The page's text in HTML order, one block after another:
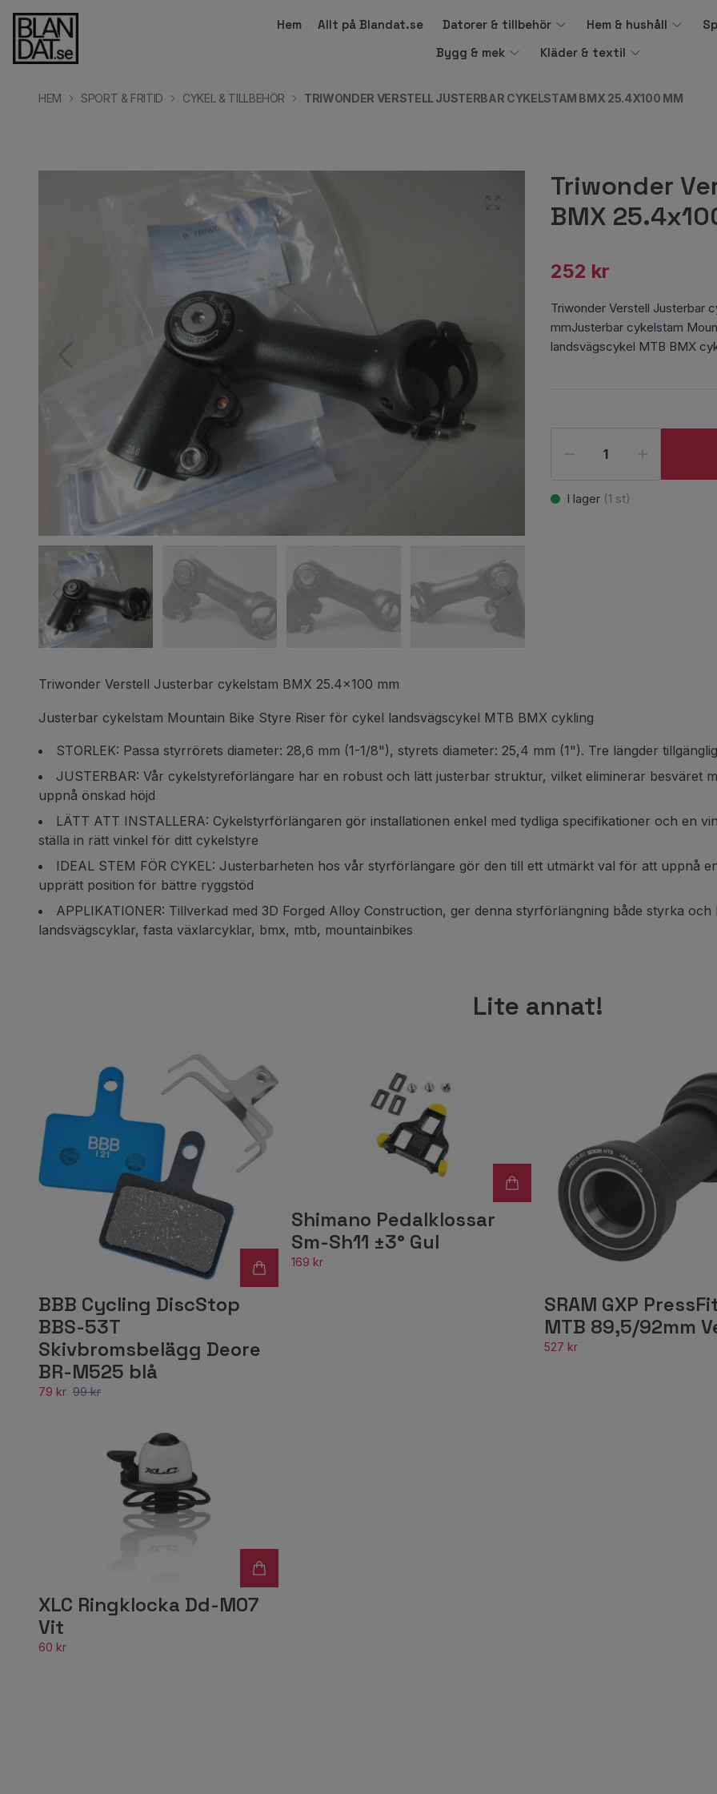
Hem Allt på Blandat.se Datorer & tillbehör Hem & hushåll
Bygg & mek
Kläder & textil
HEM SPORT & FRITID CYKEL & TILLBEHÖR TRIWONDER VERSTELL JUSTERBAR CYKELSTAM BMX 25.4X100 MM
Triwonder
BMX
252 kr
Triwonder Verstell Justerbar
mmJusterbar cykelstam
landsvägscykel MTB BMX
I lager (1 st)
Triwonder Verstell Justerbar cykelstam BMX 25.4x100 mm
Justerbar cykelstam Mountain Bike Styre Riser för cykel landsvägscykel MTB BMX cykling
STORLEK: Passa styrrörets diameter: 28,6 mm (1-1/8"), styrets diameter: 25,4 mm (1"). Tre längder
JUSTERBAR: Vår cykelstyreförlängare har en robust och lätt justerbar struktur, vilket eliminerar besväret
uppnå önskad höjd
LÄTT ATT INSTALLERA: Cykelstyrförlängaren gör installationen enkel med tydliga specifikationer och en
ställa in rätt vinkel för ditt cykelstyre
IDEAL STEM FÖR CYKEL: Justerbarheten hos vår styrförlängare gör den till ett utmärkt val för att uppnå
upprätt position för bättre ryggstöd
APPLIKATIONER: Tillverkad med 3D Forged Alloy Construction, ger denna styrförlängning både styrka
landsvägscyklar, fasta växlarcyklar, bmx, mtb, mountainbikes
Lite annat!
BBB Cycling DiscStop
BBS-53T
Skivbromsbelägg Deore
BR-M525 blå
79 kr 99 kr
Shimano Pedalklossar
Sm-Sh11 ±3° Gul
169 kr
SRAM GXP
MTB 89,5/92mm
527 kr
XLC Ringklocka Dd-M07
Vit
60 kr